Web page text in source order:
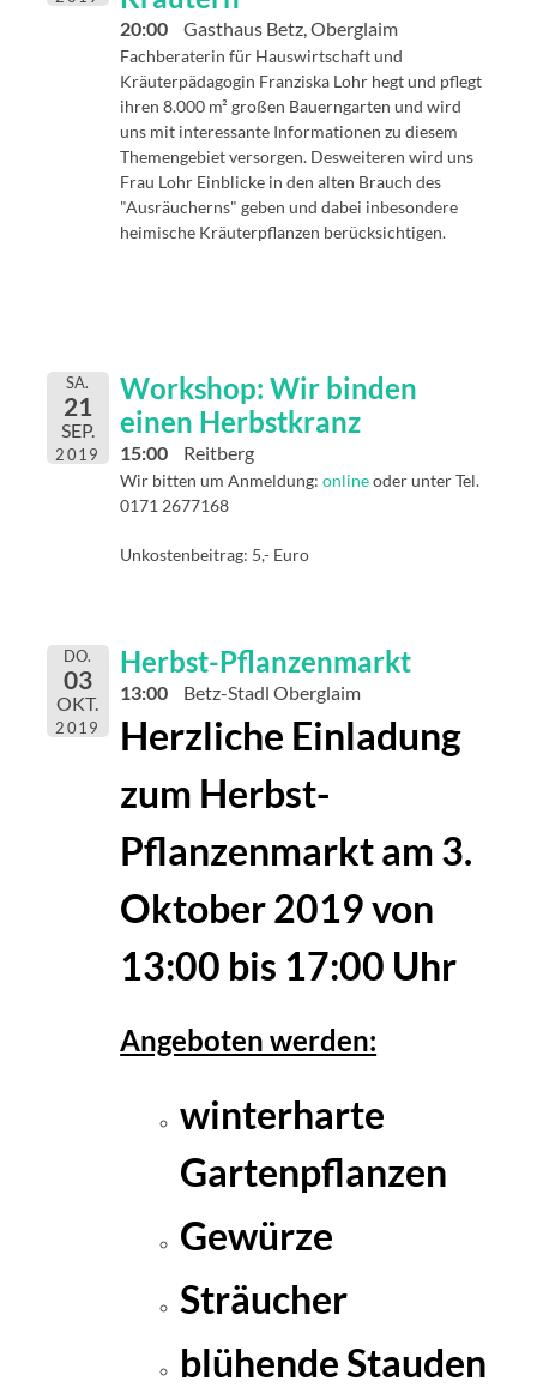
20:00 Gasthaus Betz, Oberglaim
Fachberaterin für Hauswirtschaft und
Kräuterpädagogin Franziska Lohr hegt und pflegt
ihren 8.000 m² großen Bauerngarten und wird
uns mit interessante Informationen zu diesem
Themengebiet versorgen. Desweiteren wird uns
Frau Lohr Einblicke in den alten Brauch des
"Ausräucherns" geben und dabei inbesondere
heimische Kräuterpflanzen berücksichtigen.
SA.
21
SEP.
2019
Workshop: Wir binden
einen Herbstkranz
15:00 Reitberg
Wir bitten um Anmeldung:onlineoder unter Tel.
0171 2677168
Unkostenbeitrag: 5,- Euro
DO.
03
OKT.
2019
Herbst-Pflanzenmarkt
13:00 Betz-Stadl Oberglaim
Herzliche Einladung
zum Herbst-
Pflanzenmarktam 3.
Oktober 2019von
13:00 bis 17:00 Uhr
Angeboten werden:
winterharte
Gartenpflanzen
Gewürze
Sträucher
blühende Stauden